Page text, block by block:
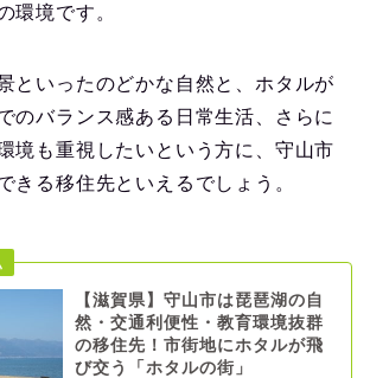
環境です。
といったのどかな自然と、ホタルが
のバランス感ある日常生活、さらに
境も重視したいという方に、守山市
きる移住先といえるでしょう。
【滋賀県】守山市は琵琶湖の自
然・交通利便性・教育環境抜群
の移住先！市街地にホタルが飛
び交う「ホタルの街」